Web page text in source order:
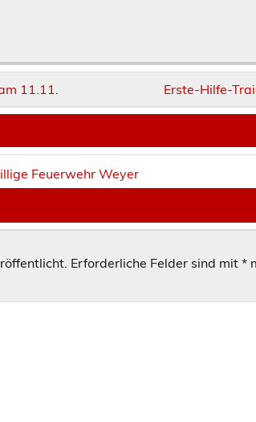
11.11. Erste-Hilfe-
Feuerwehr Weyer
Erforderliche Felder sind mit *